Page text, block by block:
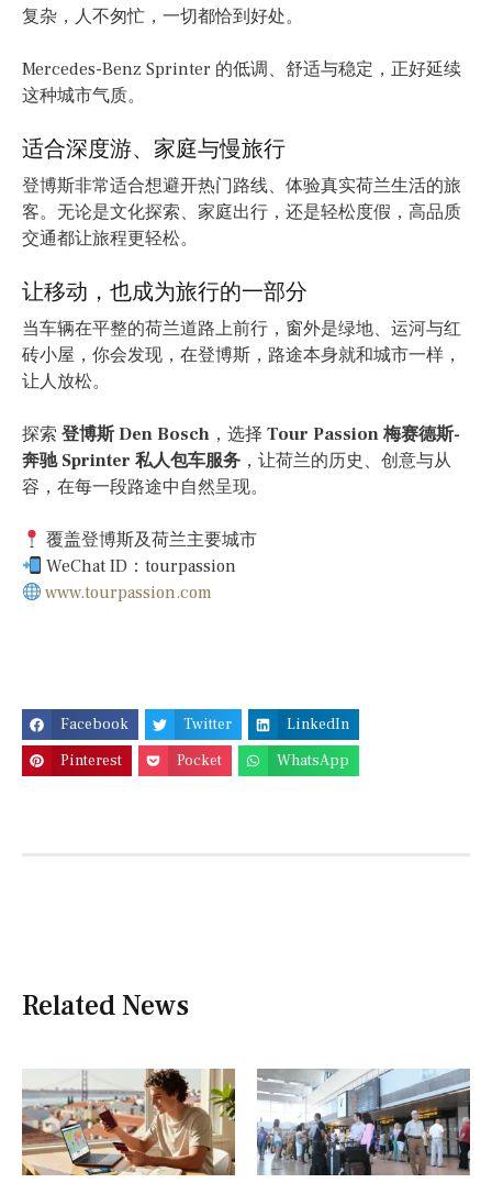
复杂，人不匆忙，一切都恰到好处。
Mercedes-Benz Sprinter 的低调、舒适与稳定，正好延续
这种城市气质。
适合深度游、家庭与慢旅行
登博斯非常适合想避开热门路线、体验真实荷兰生活的旅
客。无论是文化探索、家庭出行，还是轻松度假，高品质
交通都让旅程更轻松。
让移动，也成为旅行的一部分
当车辆在平整的荷兰道路上前行，窗外是绿地、运河与红
砖小屋，你会发现，在登博斯，路途本身就和城市一样，
让人放松。
探索 登博斯 Den Bosch ，选择 Tour Passion 梅赛德斯-
奔驰 Sprinter 私人包车服务 ，让荷兰的历史、创意与从
容，在每一段路途中自然呈现。
覆盖登博斯及荷兰主要城市
WeChat ID：tourpassion
www.tourpassion.com
Facebook Twitter
LinkedIn
Pinterest
Pocket WhatsApp
Related News